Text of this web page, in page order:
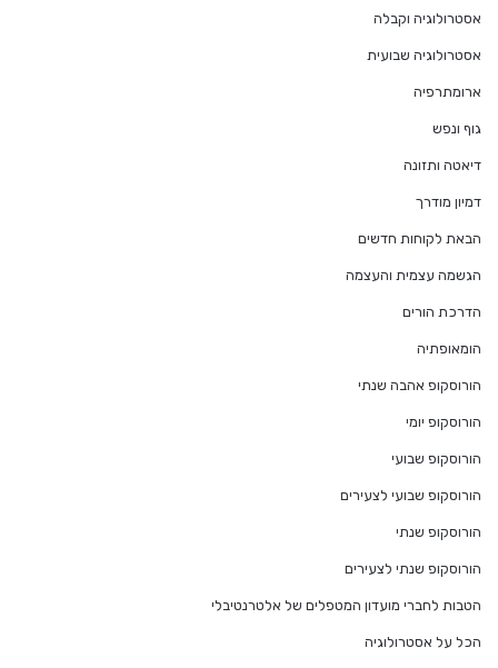
אסטרולוגיה וקבלה
אסטרולוגיה שבועית
ארומתרפיה
גוף ונפש
דיאטה ותזונה
דמיון מודרך
הבאת לקוחות חדשים
הגשמה עצמית והעצמה
הדרכת הורים
הומאופתיה
הורוסקופ אהבה שנתי
הורוסקופ יומי
הורוסקופ שבועי
הורוסקופ שבועי לצעירים
הורוסקופ שנתי
הורוסקופ שנתי לצעירים
הטבות לחברי מועדון המטפלים של אלטרנטיבלי
הכל על אסטרולוגיה